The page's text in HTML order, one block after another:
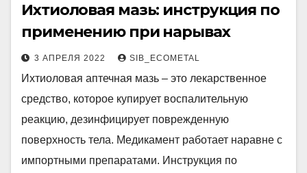
Ихтиоловая мазь: инструкция по
применению при нарывах
3 АПРЕЛЯ 2022 SIB_ECOMETAL
Ихтиоловая аптечная мазь – это лекарственное
средство, которое купирует воспалительную
реакцию, дезинфицирует поврежденную
поверхность тела. Медикамент работает наравне с
импортными препаратами. Инструкция по